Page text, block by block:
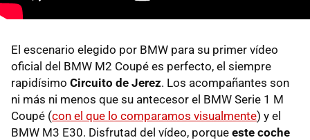
El escenario elegido por BMW para su primer vídeo
oficial del BMW M2 Coupé es perfecto, el siempre
rapidísimo Circuito de Jerez. Los acompañantes son
ni más ni menos que su antecesor el BMW Serie 1 M
Coupé (con el que lo comparamos visualmente) y el
BMW M3 E30. Disfrutad del vídeo, porque este coche